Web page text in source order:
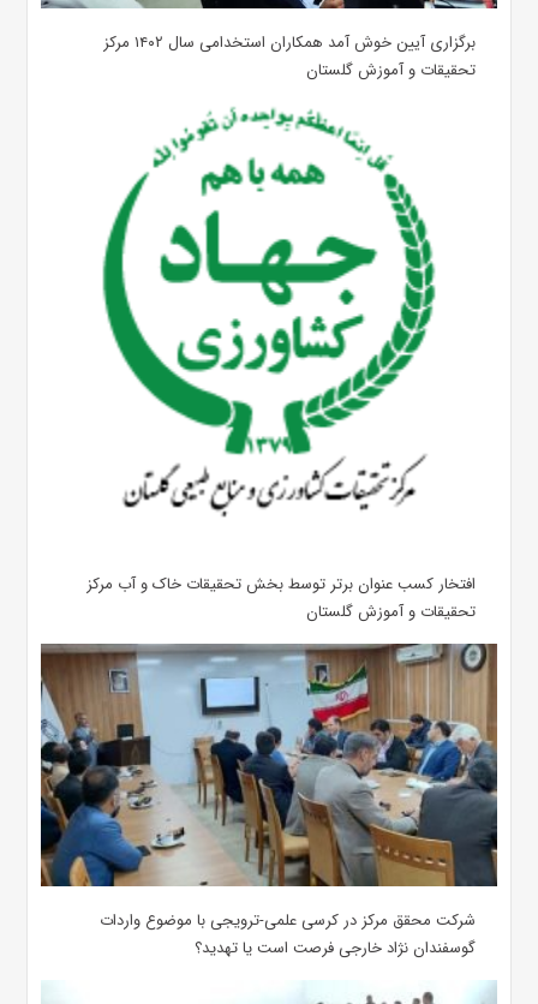
برگزاری آیین خوش آمد همکاران استخدامی سال ۱۴۰۲ مرکز
تحقیقات و آموزش گلستان
افتخار کسب عنوان برتر توسط بخش تحقیقات خاک و آب مرکز
تحقیقات و آموزش گلستان
شرکت محقق مرکز در کرسی علمی-ترویجی با موضوع واردات
گوسفندان نژاد خارجی فرصت است یا تهدید؟